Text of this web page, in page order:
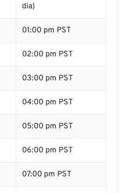
dia)
01:00 pm PST
02:00 pm PST
03:00 pm PST
04:00 pm PST
05:00 pm PST
06:00 pm PST
07:00 pm PST